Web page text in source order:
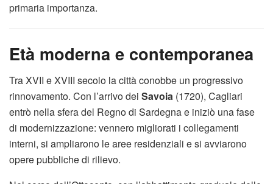
primaria importanza.
Età moderna e contemporanea
Tra XVII e XVIII secolo la città conobbe un progressivo
rinnovamento. Con l’arrivo dei Savoia (1720), Cagliari
entrò nella sfera del Regno di Sardegna e iniziò una fase
di modernizzazione: vennero migliorati i collegamenti
interni, si ampliarono le aree residenziali e si avviarono
opere pubbliche di rilievo.